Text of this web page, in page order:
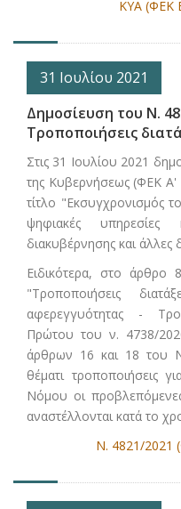
ΚΥΑ (ΦΕΚ
31 Ιουλίου 2021
Δημοσίευση του Ν.
Τροποποιήσεις
Στις 31 Ιουλίου 2021
της Κυβερνήσεως (ΦΕΚ
τίτλο "Εκσυγχρονισμός
ψηφιακές
διακυβέρνησης και άλλες
Ειδικότερα, στο
"Τροποποιήσεις
αφερεγγυότητας -
Πρώτου του ν. 4738/
άρθρων 16 και 18 του
θέματι τροποποιήσεις
Νόμου οι
αναστέλλονται κατά το
Ν. 4821/2021